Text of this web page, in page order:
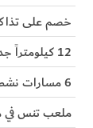
خصم على
12 كيلومتراً جديدة في دبي تقصر رحلتك إلى ربع ساعة
6 مسارات نشطة تمر من مطار خليجي واحد
ملعب تنس في